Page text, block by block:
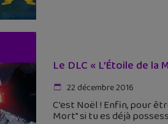
Le DLC « L’Étoile de
22 décembre 2016
C'est Noël ! Enfin, pour
Mort" si tu es déjà